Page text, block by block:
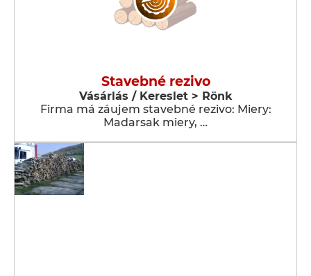
Stavebné rezivo
Vásárlás / Kereslet > Rönk
Firma má záujem stavebné rezivo: Miery:
Madarsak miery, …